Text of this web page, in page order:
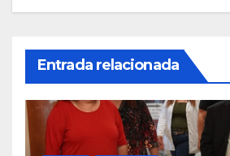
Entrada relacionada